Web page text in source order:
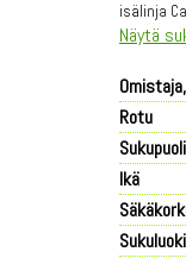
isälinja
Näytä
Rotu
Sukupuoli
Ikä